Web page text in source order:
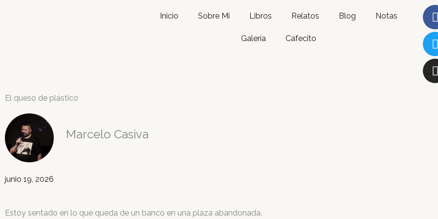
Inicio Sobre Mi Libros Relatos Blog Notas
Galería Cafecito
El queso de plástico
Marcelo Casiva
junio 19, 2026
Estoy sentado en lo que queda de un banco en una plaza abandonada.